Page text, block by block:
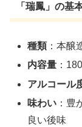
「瑞鳳」の基
種類：本醸
内容量 ：
アルコール
味わい ：豊
良い後味